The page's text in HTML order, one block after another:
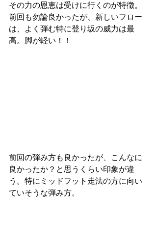
その力の恩恵は受けに行くのが特徴。
前回も勿論良かったが、新しいフロー
は、よく弾む特に登り坂の威力は最
高。脚が軽い！！
前回の弾み方も良かったが、こんなに
良かったか？と思うくらい印象が違
う。特にミッドフット走法の方に向い
ていそうな弾み方。